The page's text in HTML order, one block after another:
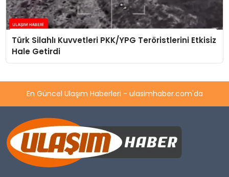
Türk Silahlı Kuvvetleri PKK/YPG Teröristlerini Etkisiz
Hale Getirdi
En Güncel Ulaşım Haberleri - ulasimhaber.com'da